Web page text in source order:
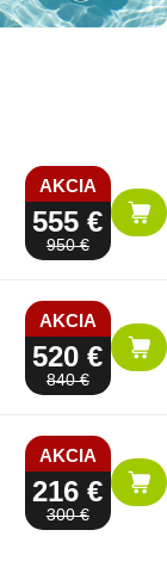
AKCIA
555 €
950 €
AKCIA
520 €
840 €
AKCIA
216 €
300 €